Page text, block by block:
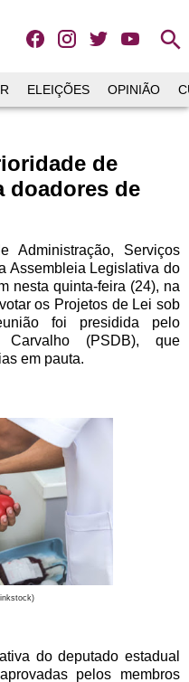
search
ELEIÇÕES OPINIÃO
de
doadores de
Administração, Serviços
Assembleia Legislativa do
nesta quinta-feira (24), na
os Projetos de Lei sob
foi presidida pelo
Carvalho (PSDB), que
em pauta.
do deputado estadual
pelos membros